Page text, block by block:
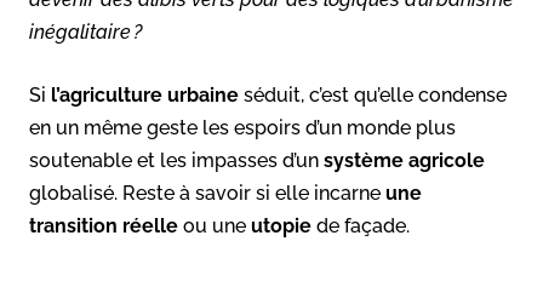
inégalitaire ?
Si l’agriculture urbaine séduit, c’est qu’elle condense
en un même geste les espoirs d’un monde plus
soutenable et les impasses d’un système agricole
globalisé. Reste à savoir si elle incarne une
transition réelle ou une utopie de façade.